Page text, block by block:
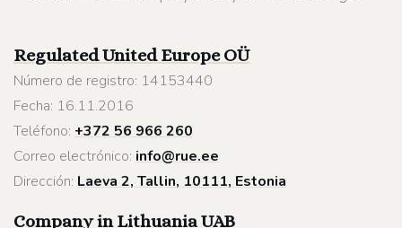
Regulated United EuropeOÜ
Número de registro: 14153440
Fecha: 16.11.2016
Teléfono: +372 56 966 260
Correo electrónico: info@rue.ee
Dirección: Laeva 2, Tallin, 10111, Estonia
Company in LithuaniaUAB